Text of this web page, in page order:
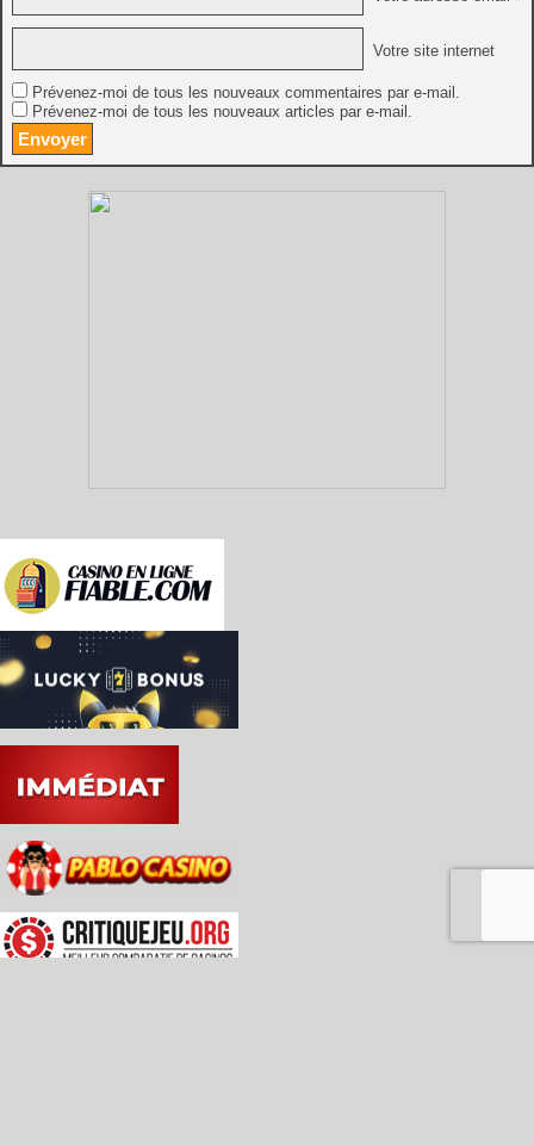
Votre site internet
Prévenez-moi de tous les nouveaux commentaires par e-mail.
Prévenez-moi de tous les nouveaux articles par e-mail.